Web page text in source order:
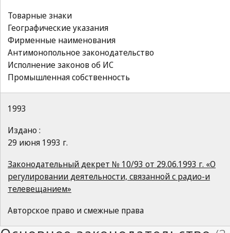
Товарные знаки
Географические указания
Фирменные наименования
Антимонопольное законодательство
Исполнение законов об ИС
Промышленная собственность
1993
Издано :
29 июня 1993 г.
Законодательный декрет № 10/93 от 29.06.1993 г. «О
регулировании деятельности, связанной с радио-и
телевещанием»
Авторское право и смежные права